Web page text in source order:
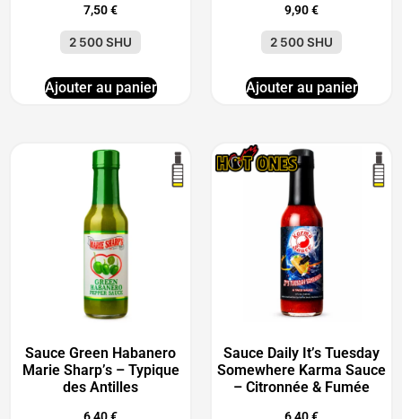
7,50€
2 500 SHU
Ajouter au panier
9,90€
2 500 SHU
Ajouter au panier
Sauce Green Habanero
Marie Sharp’s – Typique
des Antilles
6,40€
Sauce Daily It’s Tuesday
Somewhere Karma Sauce
– Citronnée & Fumée
6,40€